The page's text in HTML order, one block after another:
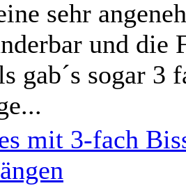
sehr
und die
gab´s sogar 3